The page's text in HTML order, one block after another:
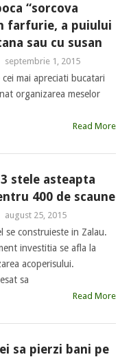
“sorcova
farfurie, a puiului
sau cu susan
septembrie 1, 2015
mai apreciati bucatari
organizarea meselor
Read More
stele asteapta
400 de scaune
august 25, 2015
se construieste in Zalau.
investitia se afla la
acoperisului.
sa
Read More
sa pierzi bani pe